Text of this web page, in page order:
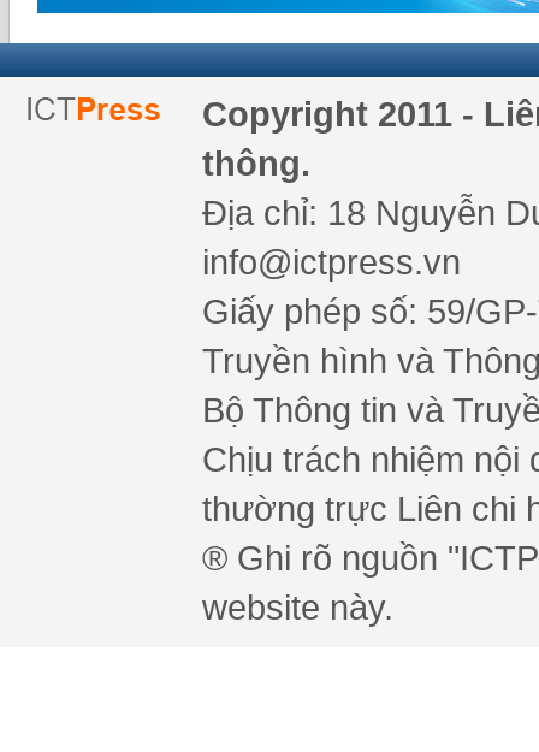
Copyright 2011 -
thông.
Địa chỉ: 18 Nguyễn
info@ictpress.vn
Giấy phép số: 59/
Truyền hình và
Bộ Thông tin và
Chịu trách nhiệm nội
thường trực Liên chi
® Ghi rõ nguồn
website này.